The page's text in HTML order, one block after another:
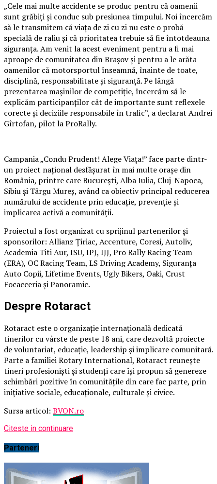
„Cele mai multe accidente se produc pentru că oamenii
sunt grăbiți și conduc sub presiunea timpului. Noi încercăm
să le transmitem că viața de zi cu zi nu este o probă
specială de raliu și că prioritatea trebuie să fie întotdeauna
siguranța. Am venit la acest eveniment pentru a fi mai
aproape de comunitatea din Brașov și pentru a le arăta
oamenilor că motorsportul înseamnă, înainte de toate,
disciplină, responsabilitate și siguranță. Pe lângă
prezentarea mașinilor de competiție, încercăm să le
explicăm participanților cât de importante sunt reflexele
corecte și deciziile responsabile în trafic”, a declarat Andrei
Gîrtofan, pilot la ProRally.
Campania „Condu Prudent! Alege Viața!” face parte dintr-
un proiect național desfășurat în mai multe orașe din
România, printre care București, Alba Iulia, Cluj-Napoca,
Sibiu și Târgu Mureș, având ca obiectiv principal reducerea
numărului de accidente prin educație, prevenție și
implicarea activă a comunității.
Proiectul a fost organizat cu sprijinul partenerilor și
sponsorilor: Allianz Țiriac, Accenture, Coresi, Autoliv,
Academia Titi Aur, ISU, IPJ, IJJ, Pro Rally Racing Team
(ERA), OC Racing Team, LS Driving Academy, Siguranța
Auto Copii, Lifetime Events, Ugly Bikers, Oaki, Crust
Focacceria și Panoramic.
Despre Rotaract
Rotaract este o organizație internațională dedicată
tinerilor cu vârste de peste 18 ani, care dezvoltă proiecte
de voluntariat, educație, leadership și implicare comunitară.
Parte a familiei Rotary International, Rotaract reunește
tineri profesioniști și studenți care își propun să genereze
schimbări pozitive în comunitățile din care fac parte, prin
inițiative sociale, educaționale, culturale și civice.
Sursa articol: BVON.ro
Citeste in continuare
Parteneri